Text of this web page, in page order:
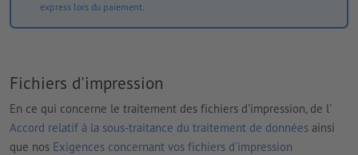
express lors du paiement.
Fichiers d'impression
En ce qui concerne le traitement des fichiers d'impression, de l'
Accord relatif à la sous-traitance du traitement de données ainsi
que nos Exigences concernant vos fichiers d'impression